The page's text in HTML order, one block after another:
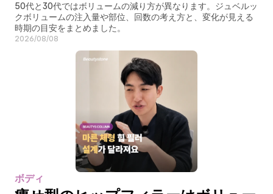
50代と30代ではボリュームの減り方が異なります。ジュベルッ
クボリュームの注入量や部位、回数の考え方と、変化が見える
時期の目安をまとめました。
2026/08/08
ボディ